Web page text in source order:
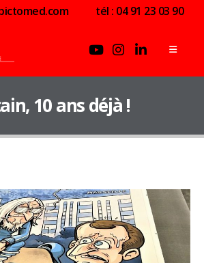
tél : 04 91 23 03 90
10 ans déjà !